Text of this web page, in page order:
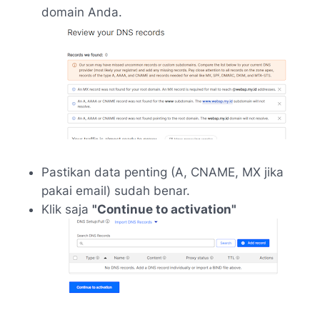
domain Anda.
Pastikan data penting (A, CNAME, MX jika
pakai email) sudah benar.
Klik saja "Continue to activation"